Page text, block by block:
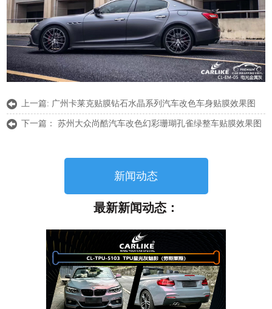
上一篇: 广州卡莱克贴膜钻石水晶系列汽车改色车身贴膜效果图
下一篇：苏州大众尚酷汽车改色幻彩珊瑚孔雀绿整车贴膜效果图
新闻动态
最新新闻动态：